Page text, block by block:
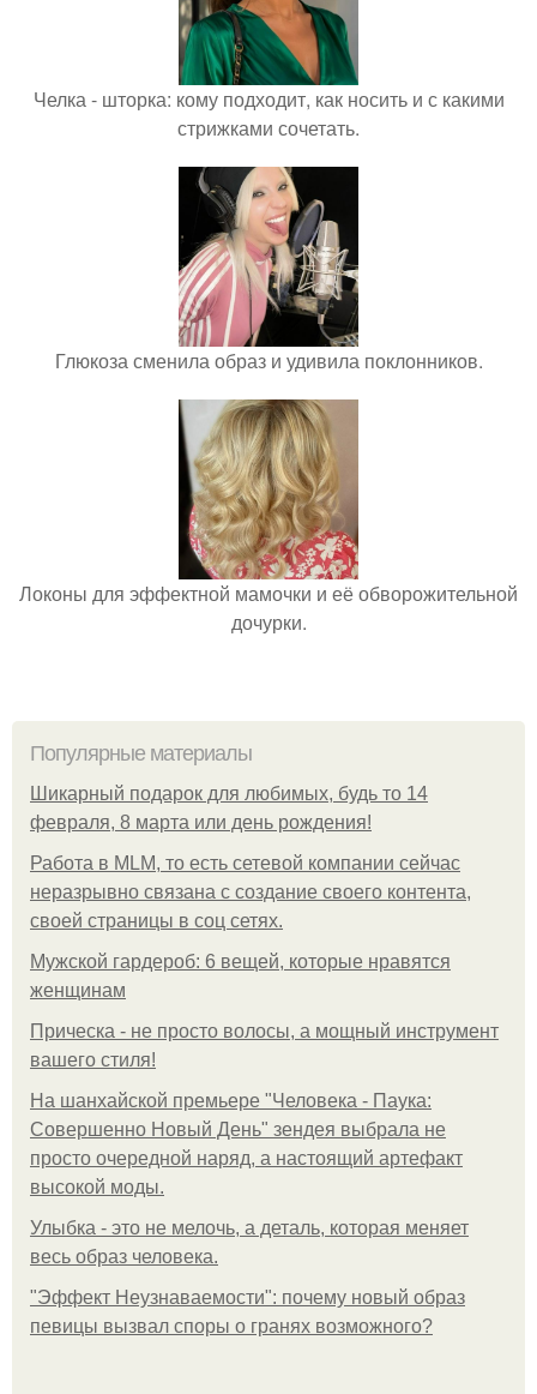
Челка - шторка: кому подходит, как носить и с какими
стрижками сочетать.
Глюкоза сменила образ и удивила поклонников.
Локоны для эффектной мамочки и её обворожительной
дочурки.
Популярные материалы
Шикарный подарок для любимых, будь то 14
февраля, 8 марта или день рождения!
Работа в MLM, то есть сетевой компании сейчас
неразрывно связана с создание своего контента,
своей страницы в соц сетях.
Мужской гардероб: 6 вещей, которые нравятся
женщинам
Прическа - не просто волосы, а мощный инструмент
вашего стиля!
На шанхайской премьере "Человека - Паука:
Совершенно Новый День" зендея выбрала не
просто очередной наряд, а настоящий артефакт
высокой моды.
Улыбка - это не мелочь, а деталь, которая меняет
весь образ человека.
"Эффект Неузнаваемости": почему новый образ
певицы вызвал споры о гранях возможного?